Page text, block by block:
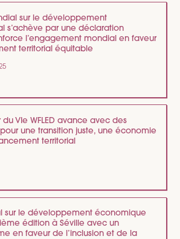
sur le développement
s’achève par une déclaration
l’engagement mondial en faveur
territorial équitable
VIe WFLED avance avec des
une transition juste, une économie
territorial
sur le développement économique
édition à Séville avec un
en faveur de l’inclusion et de la